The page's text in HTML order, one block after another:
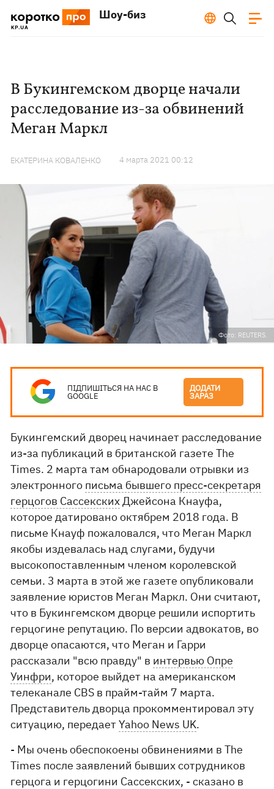
Шоу-биз
В Букингемском дворце начали
расследование из-за обвинений
Меган Маркл
ЕКАТЕРИНА КОВАЛЕНКО 4 марта 2021 00:12
Фото: REUTERS.
ПІДПИШІТЬСЯ НА НАС В
GOOGLE
ДОДАТИ
ЗАРАЗ
Букингемский дворец начинает расследование
из-за публикаций в британской газете The
Times. 2 марта там обнародовали отрывки из
электронного письма бывшего пресс-секретаря
герцогов СассекскихДжейсона Кнауфа,
которое датировано октябрем 2018 года. В
письме Кнауф пожаловался, что Меган Маркл
якобы издевалась над слугами, будучи
высокопоставленным членом королевской
семьи. 3 марта в этой же газете опубликовали
заявление юристов Меган Маркл. Они считают,
что в Букингемском дворце решили испортить
герцогине репутацию. По версии адвокатов, во
дворце опасаются, что Меган и Гарри
рассказали "всю правду" в интервью Опре
Уинфри, которое выйдет на американском
телеканале CBS в прайм-тайм 7 марта.
Представитель дворца прокомментировал эту
ситуацию, передаетYahoo News UK.
- Мы очень обеспокоены обвинениями в The
Times после заявлений бывших сотрудников
герцога и герцогини Сассекских, - сказано в